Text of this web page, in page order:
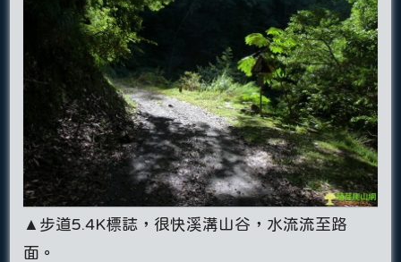
▲步道5.4K標誌，很快溪溝山谷，水流流至路
面。